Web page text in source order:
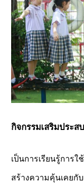
กิจกรรมเสริมประ
เป็นการเรียนรู้การ
สร้างความคุ้นเคยกั